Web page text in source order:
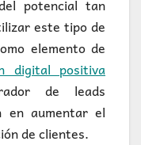
potencial tan
este tipo de
elemento de
digital positiva
de leads
en aumentar el
de clientes.